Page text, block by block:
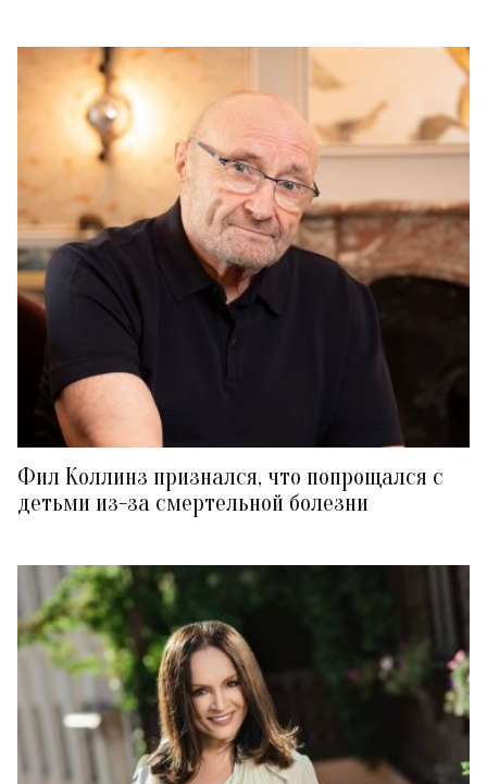
Фил Коллинз признался, что попрощался с
детьми из-за смертельной болезни